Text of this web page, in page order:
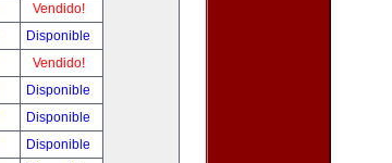
Vendido!
Disponible
Vendido!
Disponible
Disponible
Disponible